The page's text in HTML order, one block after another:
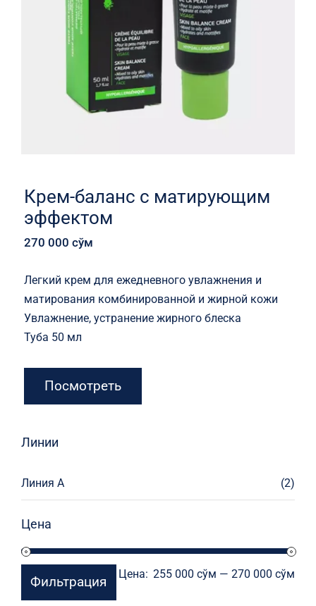
Крем-баланс с матирующим
эффектом
270 000сўм
Легкий крем для ежедневного увлажнения и
матирования комбинированной и жирной кожи
Увлажнение, устранение жирного блеска
Туба 50 мл
Посмотреть
Линии
Линия А (2)
Цена
Фильтрация Цена: 255 000 сўм —270 000 сўм